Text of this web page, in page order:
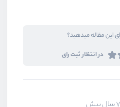
این مقاله میدهید؟
در انتظار ثبت رای